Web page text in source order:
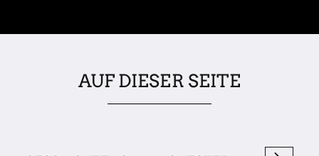
AUF DIESER SEITE